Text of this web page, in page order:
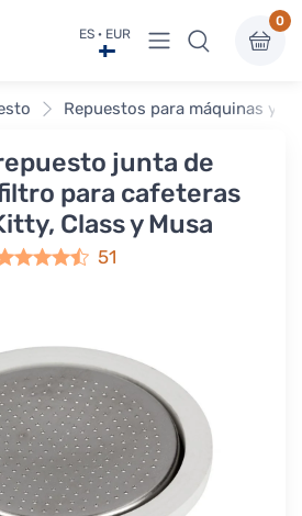
ES · EUR Ver menú
0
Repuestos para máquinas y
junta de
para cafeteras
Class y Musa
51